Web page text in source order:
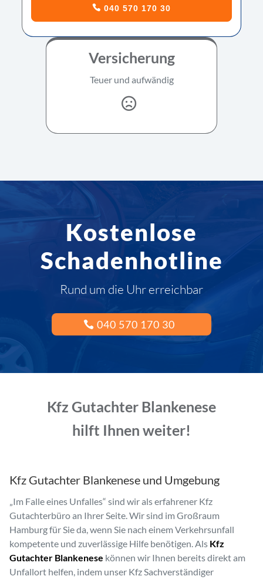
040 570 170 30
Versicherung
Teuer und aufwändig
Kostenlose
Schadenhotline
Rund um die Uhr erreichbar
040 570 170 30
Kfz Gutachter Blankenese
hilft Ihnen weiter!
Kfz Gutachter Blankenese und Umgebung
„Im Falle eines Unfalles“ sind wir als erfahrener Kfz
Gutachterbüro an Ihrer Seite. Wir sind im Großraum
Hamburg für Sie da, wenn Sie nach einem Verkehrsunfall
kompetente und zuverlässige Hilfe benötigen. Als Kfz
Gutachter Blankenese können wir Ihnen bereits direkt am
Unfallort helfen, indem unser Kfz Sachverständiger